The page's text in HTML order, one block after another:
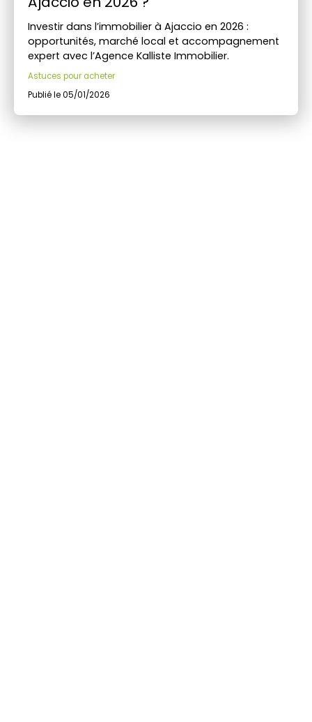
Investir dans l’immobilier à Ajaccio en 2026 :
opportunités, marché local et accompagnement
expert avec l’Agence Kalliste Immobilier.
Astuces pour acheter
Publié le 05/01/2026